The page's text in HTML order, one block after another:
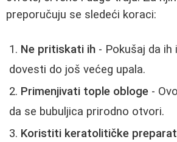
preporučuju se sledeći koraci:
Ne pritiskati ih - Pokušaj da
dovesti do još većeg upala.
Primenjivati tople obloge -
da se bubuljica prirodno otvori.
Koristiti keratolitičke